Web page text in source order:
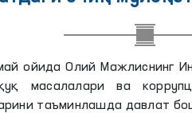
ойида Олий Мажлиснинг
масалалари ва
таъминлашда давлат